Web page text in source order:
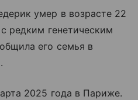
умер в возрасте 22
редким генетическим
его семья в
2025 года в Париже.